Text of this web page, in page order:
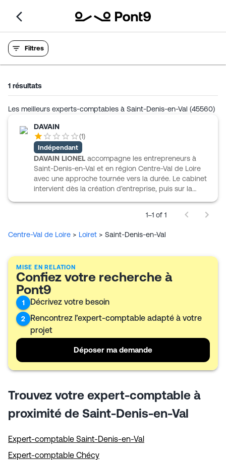
Filtres
1 résultats
Les meilleurs experts-comptables à Saint-Denis-en-Val (45560)
DAVAIN
(1)
Indépendant
DAVAIN LIONEL accompagne les entrepreneurs à
Saint-Denis-en-Val et en région Centre-Val de Loire
avec une approche tournée vers la durée. Le cabinet
intervient dès la création d’entreprise, puis sur la
s’adresse aux créateurs, aux TPE et aux PME, avec un
développement et les besoins de chacun. L’équipe,
structurer le suivi et gagner en efficacité au service
des clients.
1–1 of 1
Centre-Val de Loire > Loiret > Saint-Denis-en-Val
MISE EN RELATION
Confiez votre recherche à
Pont9
1 Décrivez votre besoin
2
Rencontrez l’expert-comptable adapté à votre
projet
Déposer ma demande
Trouvez votre expert-comptable à
proximité de Saint-Denis-en-Val
Expert-comptable Saint-Denis-en-Val
Expert-comptable Chécy